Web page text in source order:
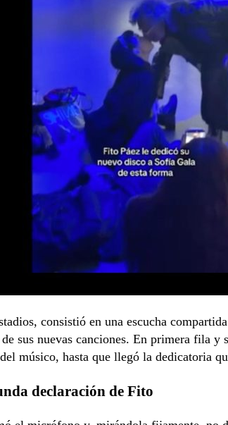
consistió en una escucha
sus nuevas canciones. En primera fila y
músico, hasta que llegó la dedicatoria
declaración de Fito